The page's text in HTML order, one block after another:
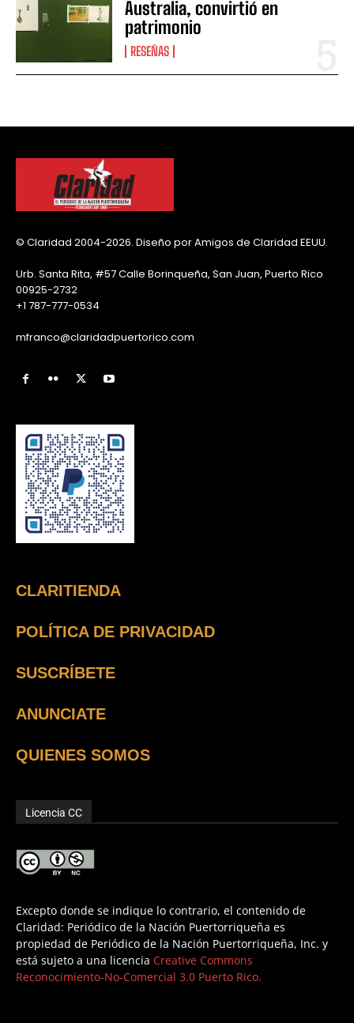
Australia, convirtió en
patrimonio
RESEÑAS
© Claridad 2004-2026. Diseño por Amigos de Claridad EEUU.
Urb. Santa Rita, #57 Calle Borinqueña, San Juan, Puerto Rico
00925-2732
+1 787-777-0534
mfranco@claridadpuertorico.com
CLARITIENDA
POLÍTICA DE PRIVACIDAD
SUSCRÍBETE
ANUNCIATE
QUIENES SOMOS
Licencia CC
Excepto donde se indique lo contrario, el contenido de
Claridad: Periódico de la Nación Puertorriqueña es
propiedad de Periódico de la Nación Puertorriqueña, Inc. y
está sujeto a una licencia Creative Commons
Reconocimiento-No-Comercial 3.0 Puerto Rico.